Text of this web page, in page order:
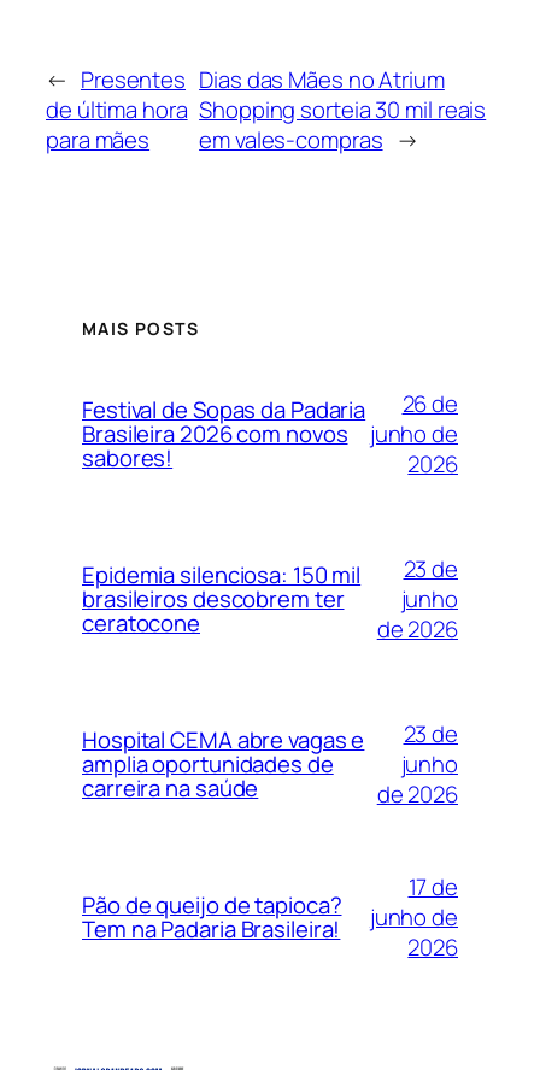
← Presentes
de última hora
para mães
Dias das Mães no Atrium
Shopping sorteia 30 mil reais
em vales-compras →
MAIS POSTS
Festival de Sopas da Padaria
Brasileira 2026 com novos
sabores!
26 de
junho de
2026
Epidemia silenciosa: 150 mil
brasileiros descobrem ter
ceratocone
23 de
junho
de 2026
Hospital CEMA abre vagas e
amplia oportunidades de
carreira na saúde
23 de
junho
de 2026
Pão de queijo de tapioca?
Tem na Padaria Brasileira!
17 de
junho de
2026